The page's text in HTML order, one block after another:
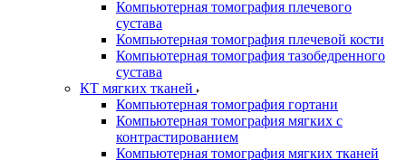
Компьютерная томография плечевого
сустава
Компьютерная томография плечевой кости
Компьютерная томография тазобедренного
сустава
КТ мягких тканей
Компьютерная томография гортани
Компьютерная томография мягких с
контрастированием
Компьютерная томография мягких тканей